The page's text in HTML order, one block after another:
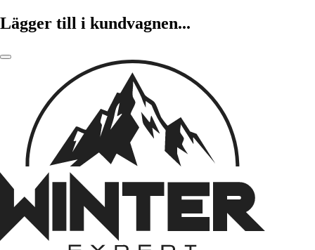
Lägger till i kundvagnen...